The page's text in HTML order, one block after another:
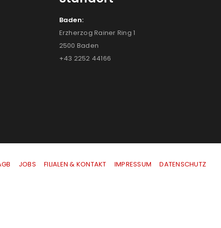
Baden:
Erzherzog Rainer Ring 1
2500 Baden
+43 2252 44166
JOBS FILIALEN & KONTAKT IMPRESSUM |DATENSCHUTZ